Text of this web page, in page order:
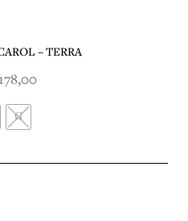
– TERRA
178,00
G